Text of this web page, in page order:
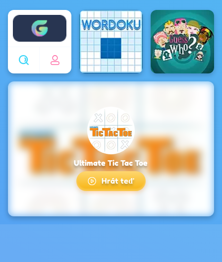
Enjoy4fun
Ultimate Tic Tac Toe
Hrát teď